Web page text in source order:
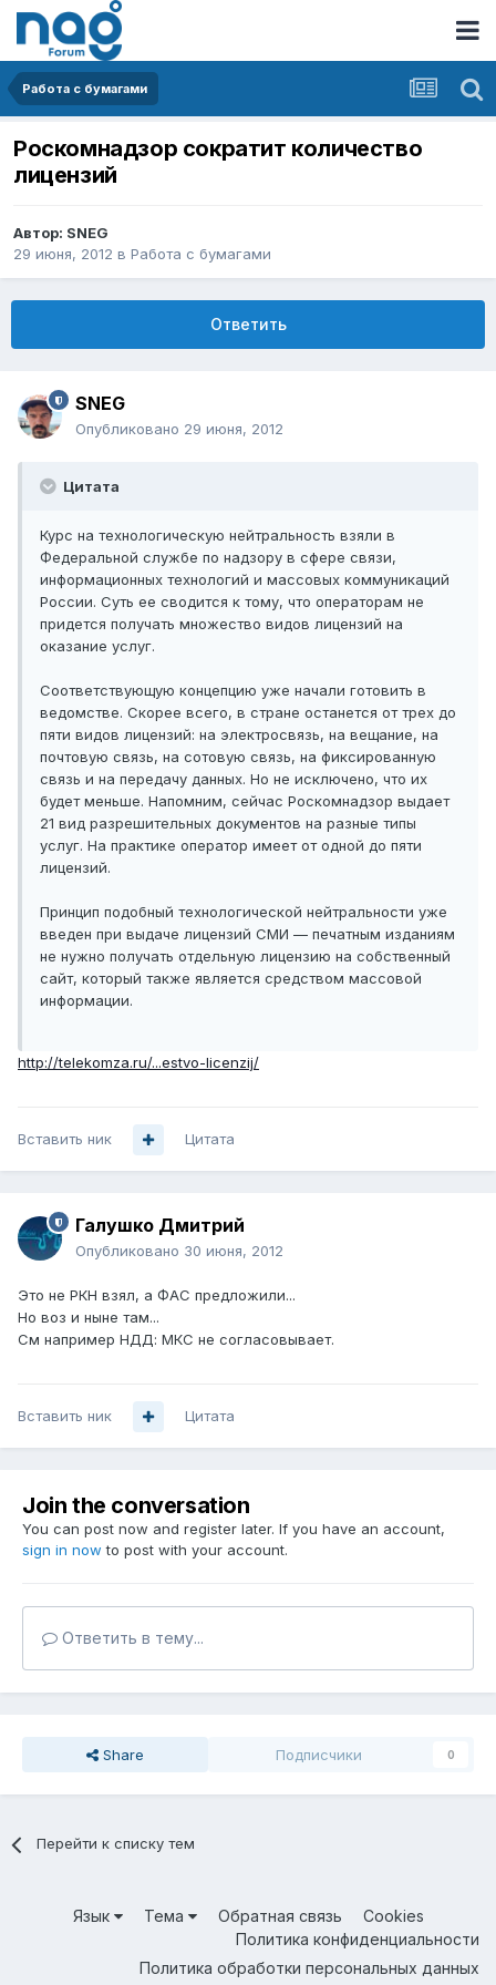
Работа с бумагами
Роскомнадзор сократит количество
лицензий
Автор: SNEG
29 июня, 2012 в Работа с бумагами
Ответить
SNEG
Опубликовано 29 июня, 2012
Цитата
Курс на технологическую нейтральность взяли в
Федеральной службе по надзору в сфере связи,
информационных технологий и массовых коммуникаций
России. Суть ее сводится к тому, что операторам не
придется получать множество видов лицензий на
оказание услуг.
Соответствующую концепцию уже начали готовить в
ведомстве. Скорее всего, в стране останется от трех до
пяти видов лицензий: на электросвязь, на вещание, на
почтовую связь, на сотовую связь, на фиксированную
связь и на передачу данных. Но не исключено, что их
будет меньше. Напомним, сейчас Роскомнадзор выдает
21 вид разрешительных документов на разные типы
услуг. На практике оператор имеет от одной до пяти
лицензий.
Принцип подобный технологической нейтральности уже
введен при выдаче лицензий СМИ — печатным изданиям
не нужно получать отдельную лицензию на собственный
сайт, который также является средством массовой
информации.
http://telekomza.ru/...estvo-licenzij/
Вставить ник Цитата
Галушко Дмитрий
Опубликовано 30 июня, 2012
Это не РКН взял, а ФАС предложили...
Но воз и ныне там...
См например НДД: МКС не согласовывает.
Вставить ник Цитата
Join the conversation
You can post now and register later. If you have an account,
sign in now to post with your account.
Ответить в тему...
Share Подписчики 0
Перейти к списку тем
Язык Тема Обратная связь
Cookies
Политика конфиденциальности
Политика обработки персональных данных